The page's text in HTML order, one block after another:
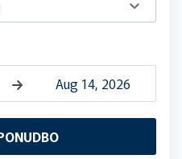
backward
to